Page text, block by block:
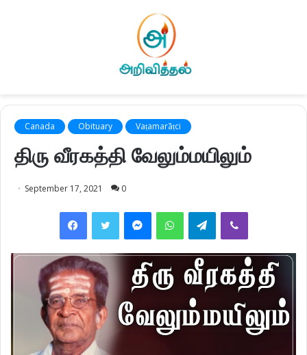
Canada Obituary Vaṭamarāṭci
திரு வீரகத்தி வேலும்மயிலும்
September 17, 2021 0
FacebookTwitter MessengerWhatsAppTelegramViber